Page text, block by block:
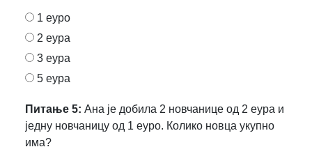
1 еуро
2 еура
3 еура
5 еура
Питање 5: Ана је добила 2 новчанице од 2 еура и
једну новчаницу од 1 еуро. Колико новца укупно
има?